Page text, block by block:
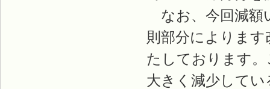
なお、今回減額
則部分によりま
たしております
大きく減少して